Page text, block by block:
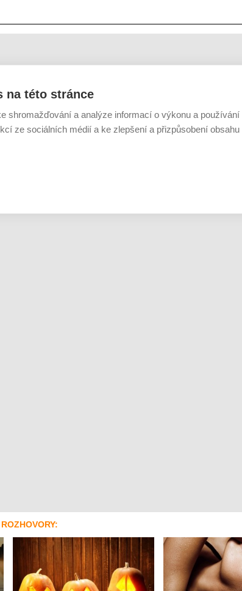
na této stránce
shromažďování a analýze informací o výkonu a používání
ze sociálních médií a ke zlepšení a přizpůsobení obsahu